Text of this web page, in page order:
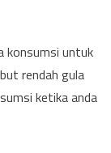
konsumsi untuk
rendah gula
ketika anda